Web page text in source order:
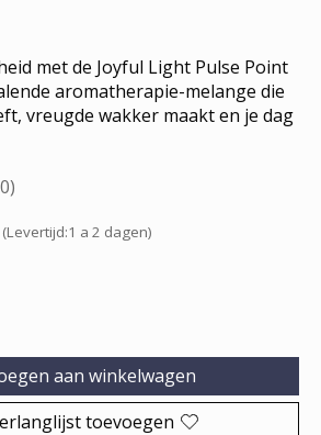
met de Joyful Light Pulse Point
aromatherapie-melange die
vreugde wakker maakt en je dag
dit product is
(Levertijd:1 a 2 dagen)
aan winkelwagen
toevoegen